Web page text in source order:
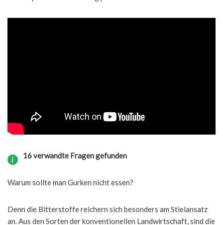
16 verwandte Fragen gefunden
Warum sollte man Gurken nicht essen?
Denn die Bitterstoffe reichern sich besonders am Stielansatz
an. Aus den Sorten der konventionellen Landwirtschaft, sind die